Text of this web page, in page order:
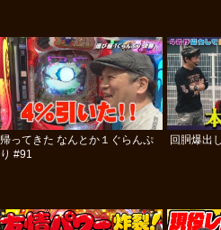
帰ってきた なんとか１ぐらんぷ
り #91
回胴爆出